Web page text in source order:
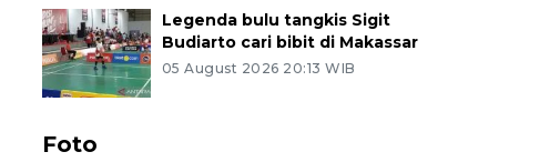
Legenda bulu tangkis Sigit
Budiarto cari bibit di Makassar
05 August 2026 20:13 WIB
Foto